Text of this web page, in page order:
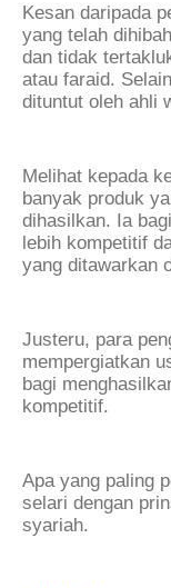
Kesan daripada
yang telah
dan tidak
atau faraid.
dituntut oleh ahli
Melihat kepada
banyak produk
dihasilkan. Ia
lebih kompetitif
yang ditawarkan
Justeru, para
mempergiatkan
bagi
kompetitif.
Apa yang paling
selari dengan
syariah.